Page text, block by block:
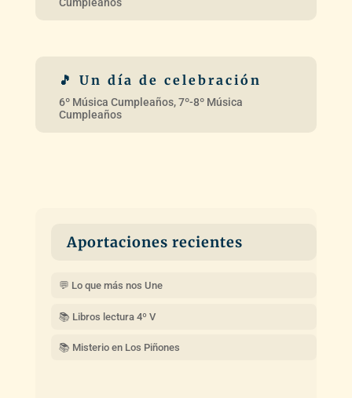
Aportaciones recientes
💬 Lo que más nos Une
📚 Libros lectura 4º V
📚 Misterio en Los Piñones